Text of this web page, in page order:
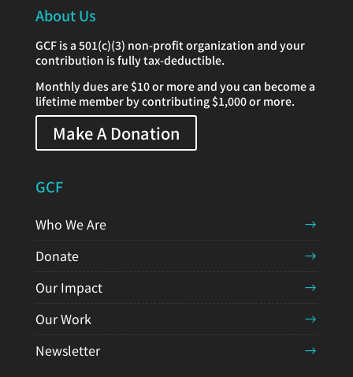
About Us
GCF is a 501(c)(3) non-profit organization and your
contribution is fully tax-deductible.
Monthly dues are $10 or more and you can become a
lifetime member by contributing $1,000 or more.
Make A Donation
GCF
Who We Are
Donate
Our Impact
Our Work
Newsletter